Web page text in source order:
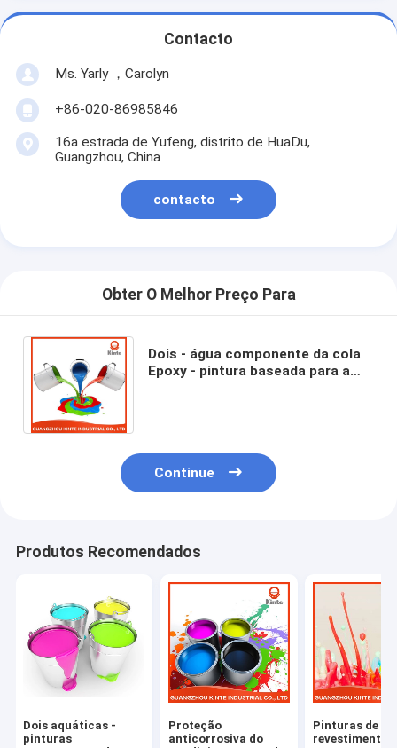
Contacto
Ms. Yarly ，Carolyn
+86-020-86985846
16a estrada de Yufeng, distrito de HuaDu,
Guangzhou, China
contacto
Obter O Melhor Preço Para
Dois - água componente da cola
Epoxy - pintura baseada para a
Continue
Produtos Recomendados
Dois aquáticas -
pinturas
Proteção
anticorrosiva do
Pinturas de
revestimento